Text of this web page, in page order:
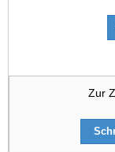
Zur